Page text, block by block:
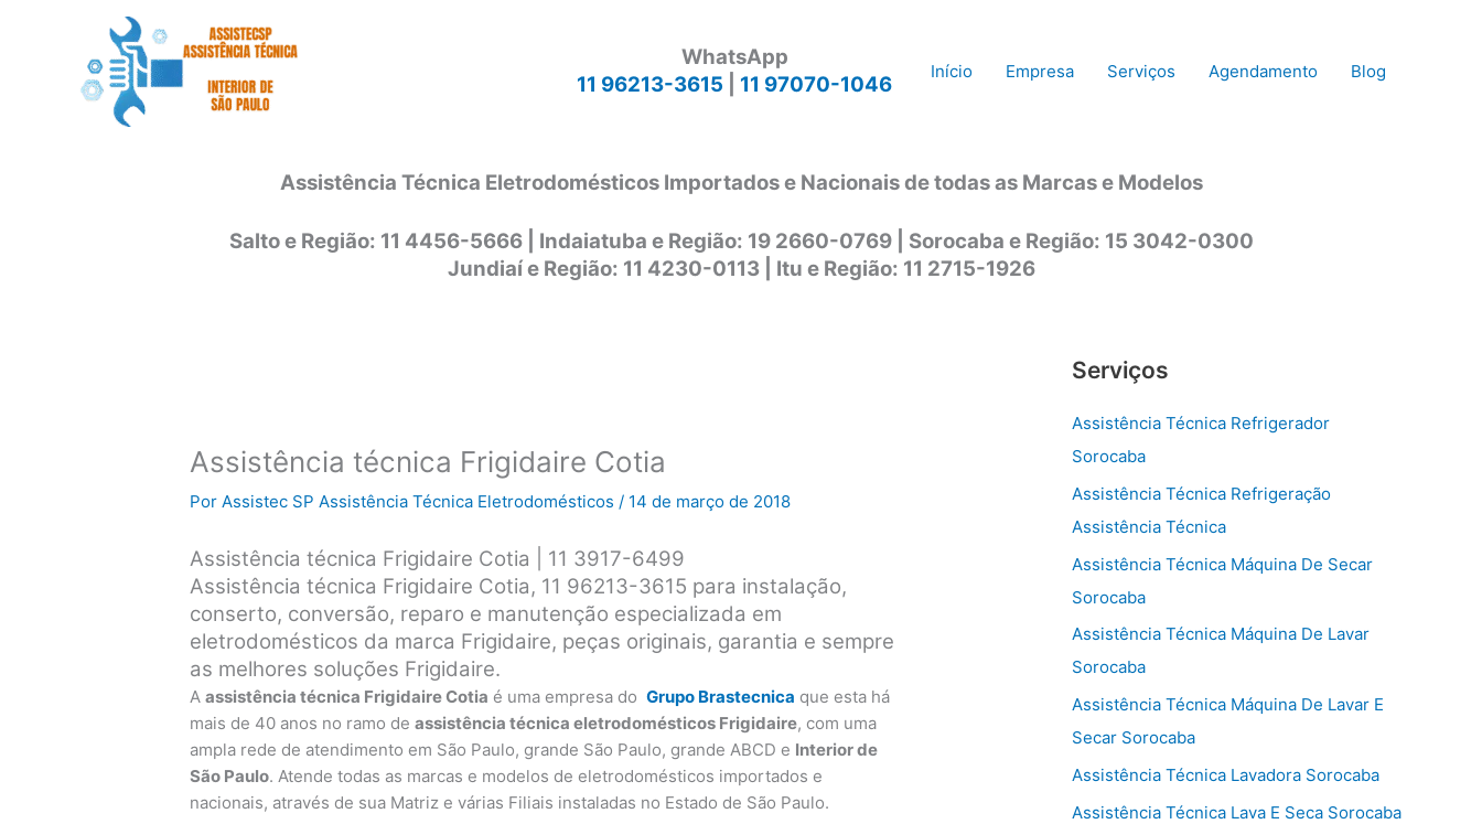
WhatsApp
11 96213-3615
11 97070-1046
Início Empresa Serviços Agendamento Blog
Assistência Técnica Eletrodomésticos Importados e Nacionais de todas as Marcas e Modelos
Salto e Região: 11 4456-5666 | Indaiatuba e Região: 19 2660-0769 | Sorocaba e Região: 15 3042-0300
Jundiaí e Região: 11 4230-0113 | Itu e Região: 11 2715-1926
Assistência técnica Frigidaire Cotia
PorAssistec SP Assistência Técnica Eletrodomésticos/ 14 de março de 2018
Assistência técnica Frigidaire Cotia | 11 3917-6499
Assistência técnica Frigidaire Cotia, 11 96213-3615 para instalação,
conserto, conversão, reparo e manutenção especializada em
eletrodomésticos da marca Frigidaire, peças originais, garantia e sempre
as melhores soluções Frigidaire.
Aassistência técnica Frigidaire Cotia é uma empresa doGrupo Brastecnica que esta há
mais de 40 anos no ramo deassistência técnica eletrodomésticos Frigidaire, com uma
ampla rede de atendimento em São Paulo, grande São Paulo, grande ABCD e Interior de
São Paulo. Atende todas as marcas e modelos de eletrodomésticos importados e
nacionais, através de sua Matriz e várias Filiais instaladas no Estado de São Paulo.
Serviços
Assistência Técnica Refrigerador
Sorocaba
Assistência Técnica Refrigeração
Assistência Técnica
Assistência Técnica Máquina De Secar
Sorocaba
Assistência Técnica Máquina De Lavar
Sorocaba
Assistência Técnica Máquina De Lavar E
Secar Sorocaba
Assistência Técnica Lavadora Sorocaba
Assistência Técnica Lava E Seca Sorocaba